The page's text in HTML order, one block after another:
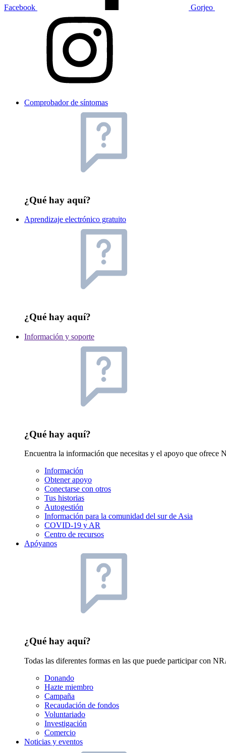
Facebook Gorjeo
Comprobador de síntomas
¿Qué hay aquí?
Aprendizaje electrónico gratuito
¿Qué hay aquí?
Información y soporte
¿Qué hay aquí?
Encuentra la información que necesitas y el apoyo que ofrece
Información
Obtener apoyo
Conectarse con otros
Tus historias
Autogestión
Información para la comunidad del sur de Asia
COVID-19 y AR
Centro de recursos
Apóyanos
¿Qué hay aquí?
Todas las diferentes formas en las que puede participar con
Donando
Hazte miembro
Campaña
Recaudación de fondos
Voluntariado
Investigación
Comercio
Noticias y eventos